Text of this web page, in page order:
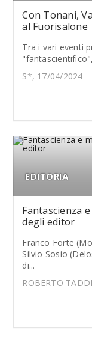
Con Tonani,
al Fuorisalone
Tra i vari eventi
S*, 17/04/2024
EDITORIA
Fantascienza
degli editor
Franco Forte
Silvio Sosio
di...
ROBERTO